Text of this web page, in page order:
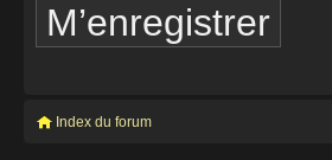
M’enregistrer
Index du forum